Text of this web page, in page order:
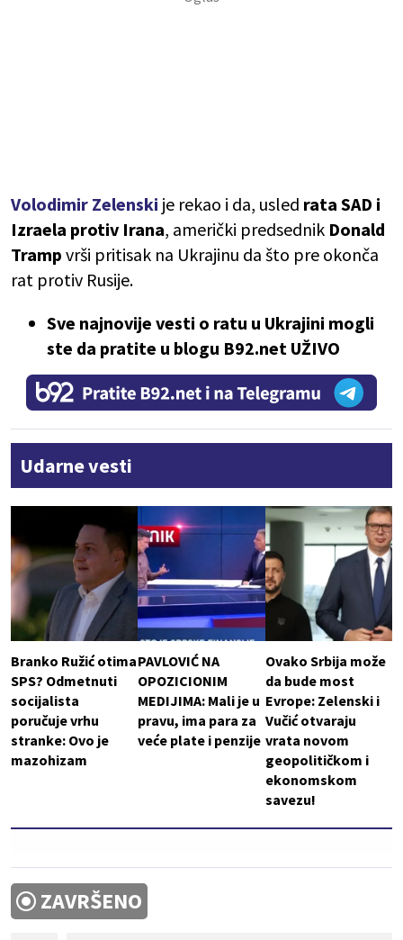
Volodimir Zelenski je rekao i da, usled rata SAD i
Izraela protiv Irana, američki predsednik Donald
Tramp vrši pritisak na Ukrajinu da što pre okonča
rat protiv Rusije.
Sve najnovije vesti o ratu u Ukrajini mogli
ste da pratite u blogu B92.net UŽIVO
Udarne vesti
Branko Ružić otima
SPS? Odmetnuti
socijalista
poručuje vrhu
stranke: Ovo je
mazohizam
PAVLOVIĆ NA
OPOZICIONIM
MEDIJIMA: Mali je u
pravu, ima para za
veće plate i penzije
Ovako Srbija može
da bude most
Evrope: Zelenski i
Vučić otvaraju
vrata novom
geopolitičkom i
ekonomskom
savezu!
ZAVRŠENO